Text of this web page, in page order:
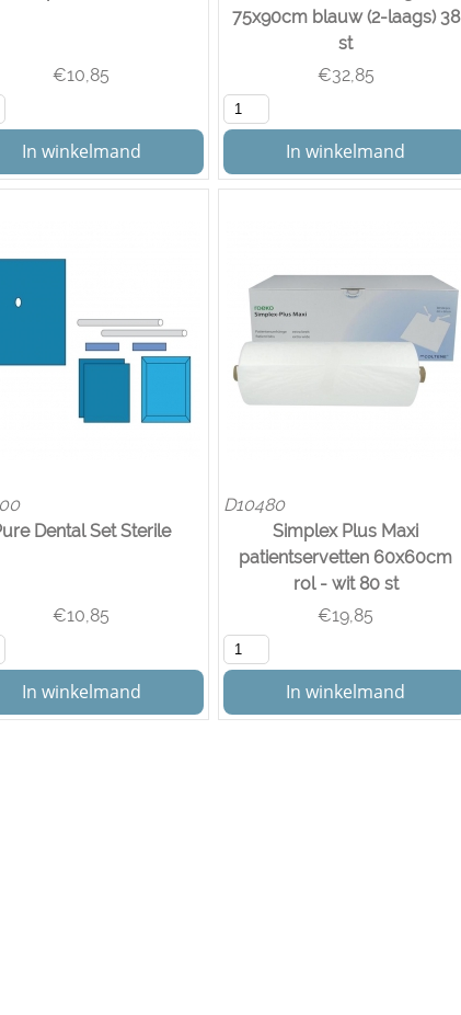
€10,85
In winkelmand
75x90cm blauw (2-laags) 38
st
€32,85
In winkelmand
Dental Set Sterile
€10,85
In winkelmand
D10480
Simplex Plus Maxi
patientservetten 60x60cm
rol - wit 80 st
€19,85
In winkelmand